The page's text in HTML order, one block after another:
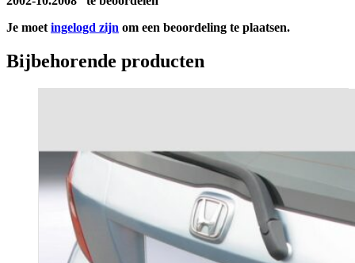
Je moet ingelogd zijn om een beoordeling te plaatsen.
Bijbehorende producten